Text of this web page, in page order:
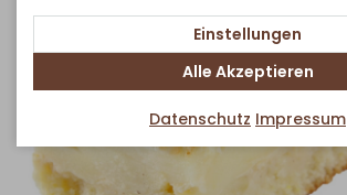
Einstellungen
Alle Akzeptieren
Datenschutz Impressum